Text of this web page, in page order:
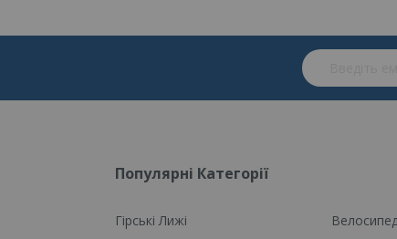
Підпишіться
Популярні Категорії
Гірські Лижі